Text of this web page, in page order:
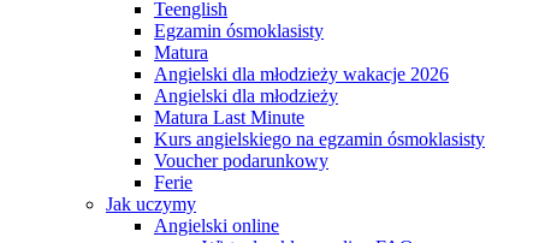
Teenglish
Egzamin ósmoklasisty
Matura
Angielski dla młodzieży wakacje 2026
Angielski dla młodzieży
Matura Last Minute
Kurs angielskiego na egzamin ósmoklasisty
Voucher podarunkowy
Ferie
Jak uczymy
Angielski online